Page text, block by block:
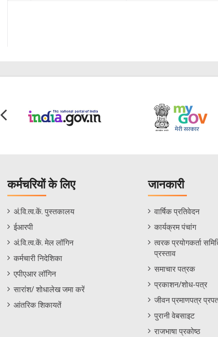
कर्मचरियों के लिए
Staff
Footer
Menu
अं.वि.त्व.कें. पुस्तकालय
ईआरपी
अं.वि.त्व.कें. मेल लॉगिन
कर्मचारी निदेशिका
एपीएआर लॉगिन
सारांश/ शोधालेख जमा करें
आंतरिक शिकायतें
जानकारी
Informations
Menu
वार्षिक प्रतिवेदन
कार्यक्रम पंचांग
त्वरक प्रयोगकर्ता
प्रस्ताव
समाचार पत्रक
प्रकाशन/शोध-पत्र
जीवन प्रमाणपत्र
पुरानी वेबसाइट
राजभाषा प्रकोष्ठ